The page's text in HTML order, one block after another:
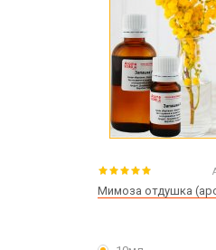
Мимоза отдушка